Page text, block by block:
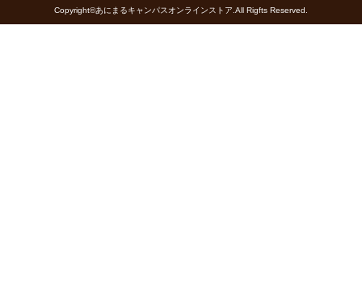
Copyright©あにまるキャンパスオンラインストア.All Rigfts Reserved.